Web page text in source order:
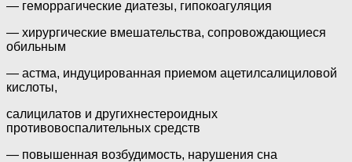
— геморрагические диатезы, гипокоагуляция
— хирургические вмешательства, сопровождающиеся
обильным
— астма, индуцированная приемом ацетилсалициловой
кислоты,
салицилатов и другихнестероидных
противовоспалительных средств
— повышенная возбудимость, нарушения сна